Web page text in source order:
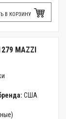
В КОРЗИНУ
MAZZI
США